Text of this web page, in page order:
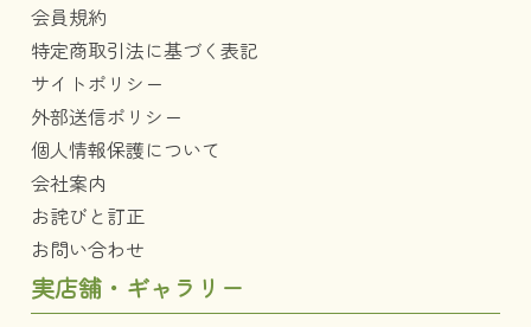
会員規約
特定商取引法に基づく表記
サイトポリシー
外部送信ポリシー
個人情報保護について
会社案内
お詫びと訂正
お問い合わせ
実店舗・ギャラリー